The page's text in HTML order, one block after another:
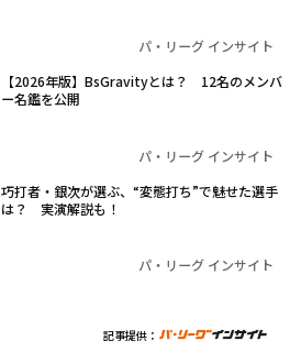
パ・リーグ インサイト
【2026年版】BsGravityとは？ 12名のメンバ
ー名鑑を公開
パ・リーグ インサイト
巧打者・銀次が選ぶ、“変態打ち”で魅せた選手
は？ 実演解説も！
パ・リーグ インサイト
記事提供：